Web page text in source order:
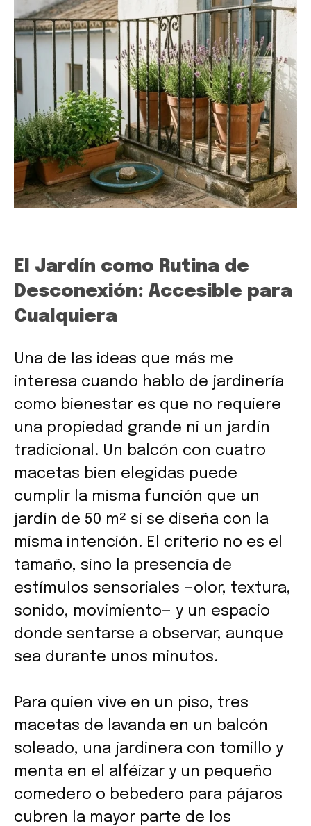
El Jardín como Rutina de
Desconexión: Accesible para
Cualquiera
Una de las ideas que más me
interesa cuando hablo de jardinería
como bienestar es que no requiere
una propiedad grande ni un jardín
tradicional. Un balcón con cuatro
macetas bien elegidas puede
cumplir la misma función que un
jardín de 50 m² si se diseña con la
misma intención. El criterio no es el
tamaño, sino la presencia de
estímulos sensoriales —olor, textura,
sonido, movimiento— y un espacio
donde sentarse a observar, aunque
sea durante unos minutos.
Para quien vive en un piso, tres
macetas de lavanda en un balcón
soleado, una jardinera con tomillo y
menta en el alféizar y un pequeño
comedero o bebedero para pájaros
cubren la mayor parte de los